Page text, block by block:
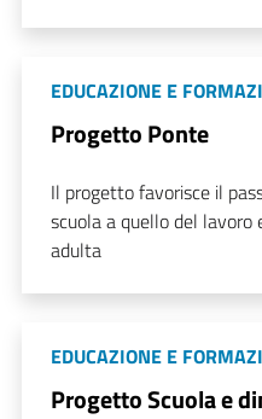
EDUCAZIONE E
Progetto Ponte
Il progetto favorisce il
scuola a quello del lavoro
adulta
EDUCAZIONE E
Progetto Scuola e